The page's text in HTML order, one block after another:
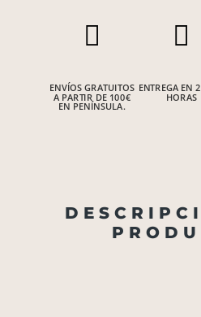

ENVÍOS GRATUITOS
A PARTIR DE 100€
EN PENÍNSULA.

ENTREGA EN
HORAS